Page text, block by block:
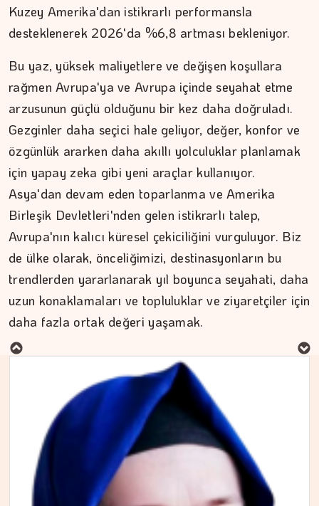
Kuzey Amerika'dan istikrarlı performansla
desteklenerek 2026'da %6,8 artması bekleniyor.
Bu yaz, yüksek maliyetlere ve değişen koşullara
rağmen Avrupa'ya ve Avrupa içinde seyahat etme
arzusunun güçlü olduğunu bir kez daha doğruladı.
Gezginler daha seçici hale geliyor, değer, konfor ve
özgünlük ararken daha akıllı yolculuklar planlamak
için yapay zeka gibi yeni araçlar kullanıyor.
Asya'dan devam eden toparlanma ve Amerika
Birleşik Devletleri'nden gelen istikrarlı talep,
Avrupa'nın kalıcı küresel çekiciliğini vurguluyor. Biz
de ülke olarak, önceliğimizi, destinasyonların bu
trendlerden yararlanarak yıl boyunca seyahati, daha
uzun konaklamaları ve topluluklar ve ziyaretçiler için
daha fazla ortak değeri yaşamak.
MURAT DOĞAN
Aç kalan sadece mideniz…